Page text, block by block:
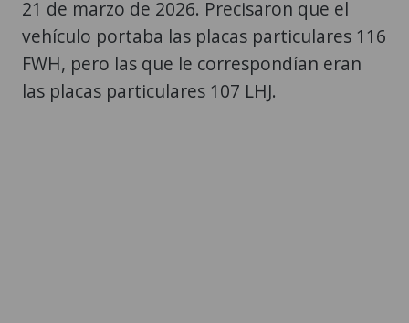
21 de marzo de 2026. Precisaron que el
vehículo portaba las placas particulares 116
FWH, pero las que le correspondían eran
las placas particulares 107 LHJ.